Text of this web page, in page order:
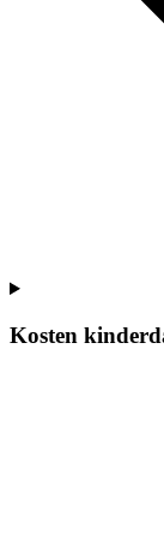
Kosten